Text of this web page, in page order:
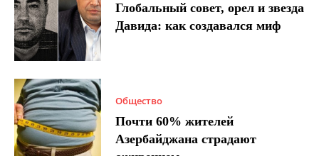
Глобальный совет, орел и звезда
Давида: как создавался миф
Общество
Почти 60% жителей
Азербайджана страдают